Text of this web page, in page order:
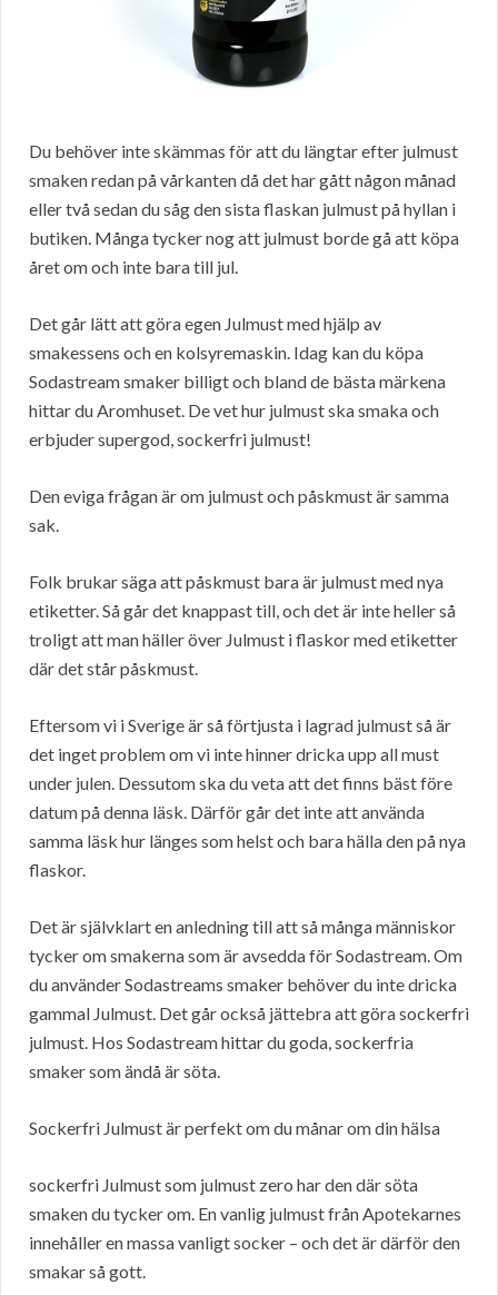
Du behöver inte skämmas för att du längtar efter julmust
smaken redan på vårkanten då det har gått någon månad
eller två sedan du såg den sista flaskan julmust på hyllan i
butiken. Många tycker nog att julmust borde gå att köpa
året om och inte bara till jul.
Det går lätt att göra egen Julmust med hjälp av
smakessens och en kolsyremaskin. Idag kan du köpa
Sodastream smaker billigt och bland de bästa märkena
hittar du Aromhuset. De vet hur julmust ska smaka och
erbjuder supergod, sockerfri julmust!
Den eviga frågan är om julmust och påskmust är samma
sak.
Folk brukar säga att påskmust bara är julmust med nya
etiketter. Så går det knappast till, och det är inte heller så
troligt att man häller över Julmust i flaskor med etiketter
där det står påskmust.
Eftersom vi i Sverige är så förtjusta i lagrad julmust så är
det inget problem om vi inte hinner dricka upp all must
under julen. Dessutom ska du veta att det finns bäst före
datum på denna läsk. Därför går det inte att använda
samma läsk hur länges som helst och bara hälla den på nya
flaskor.
Det är självklart en anledning till att så många människor
tycker om smakerna som är avsedda för Sodastream. Om
du använder Sodastreams smaker behöver du inte dricka
gammal Julmust. Det går också jättebra att göra sockerfri
julmust. Hos Sodastream hittar du goda, sockerfria
smaker som ändå är söta.
Sockerfri Julmust är perfekt om du månar om din hälsa
sockerfri Julmust som julmust zero har den där söta
smaken du tycker om. En vanlig julmust från Apotekarnes
innehåller en massa vanligt socker – och det är därför den
smakar så gott.